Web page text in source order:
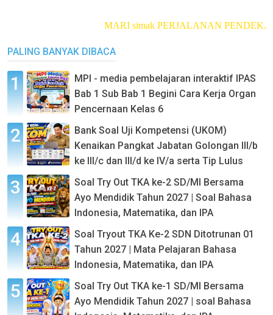
MARI simak PERJALANAN PENDEKAR
PALING BANYAK DIBACA
MPI - media pembelajaran interaktif IPAS
Bab 1 Sub Bab 1 Begini Cara Kerja Organ
Pencernaan Kelas 6
Bank Soal Uji Kompetensi (UKOM)
Kenaikan Pangkat Jabatan Golongan III/b
ke III/c dan III/d ke IV/a serta Tip Lulus
Soal Try Out TKA ke-2 SD/MI Bersama
Ayo Mendidik Tahun 2027 | Soal Bahasa
Indonesia, Matematika, dan IPA
Soal Tryout TKA Ke-2 SDN Ditotrunan 01
Tahun 2027 | Mata Pelajaran Bahasa
Indonesia, Matematika, dan IPA
Soal Try Out TKA ke-1 SD/MI Bersama
Ayo Mendidik Tahun 2027 | soal Bahasa